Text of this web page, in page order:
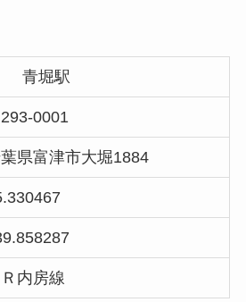
青堀駅
0001
県富津市大堀1884
Ｒ内房線